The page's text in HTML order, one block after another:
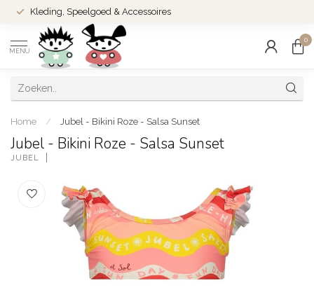
Kleding, Speelgoed & Accessoires
MENU
0
Home / Jubel - Bikini Roze - Salsa Sunset
Jubel - Bikini Roze - Salsa Sunset
JUBEL